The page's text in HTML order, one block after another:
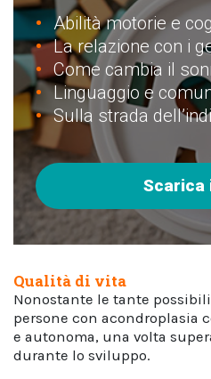
Abilità motorie e
La relazione con i
Come cambia il
Linguaggio e
Sulla strada
Scarica
Qualità di vita
Nonostante le tante
persone con acondroplasia
e autonoma, una volta
durante lo sviluppo.